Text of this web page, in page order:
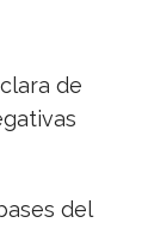
de
del